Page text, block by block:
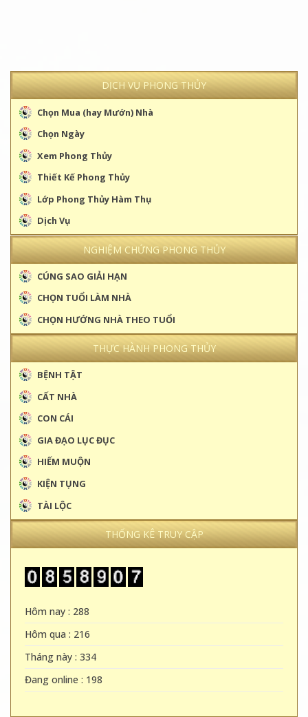
DỊCH VỤ PHONG THỦY
Chọn Mua (hay Mướn) Nhà
Chọn Ngày
Xem Phong Thủy
Thiết Kế Phong Thủy
Lớp Phong Thủy Hàm Thụ
Dịch Vụ
NGHIỆM CHỨNG PHONG THỦY
CÚNG SAO GIẢI HẠN
CHỌN TUỔI LÀM NHÀ
CHỌN HƯỚNG NHÀ THEO TUỔI
THỰC HÀNH PHONG THỦY
BỆNH TẬT
CẤT NHÀ
CON CÁI
GIA ĐẠO LỤC ĐỤC
HIẾM MUỘN
KIỆN TỤNG
TÀI LỘC
THỐNG KÊ TRUY CẬP
Hôm nay : 288
Hôm qua : 216
Tháng này : 334
Đang online : 198